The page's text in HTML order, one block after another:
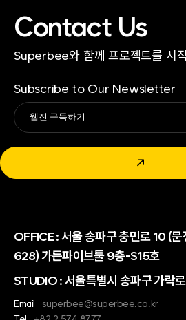
Contact Us
Superbee와 함께 프로젝트를 시
Subscribe to Our Newsletter
↗
Alternative:
OFFICE :서울 송파구 충민로 10 (문
628) 가든파이브툴 9층-S15호
STUDIO : 서울특별시 송파구 가락
Email
superbee@superbee.co.kr